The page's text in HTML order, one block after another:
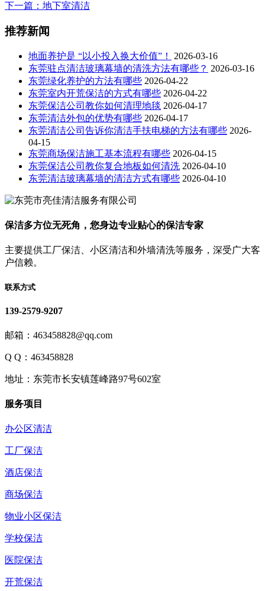
下一篇 ：地下室清洁
推荐新闻
地面养护是 “以小投入换大价值”！
2026-03-16
东莞驻点清洁玻璃幕墙的清洗方法有哪些？ 2026-03-16
东莞绿化养护的方法有哪些 2026-04-22
东莞室内开荒保洁的方式有哪些 2026-04-22
东莞保洁公司教你如何清理地毯 2026-04-17
东莞清洁外包的优势有哪些 2026-04-17
东莞清洁公司告诉你清洁手扶电梯的方法有哪些 2026-
04-15
东莞商场保洁施工基本流程有哪些 2026-04-15
东莞保洁公司教你复合地板如何清洗 2026-04-10
东莞清洁玻璃幕墙的清洁方式有哪些 2026-04-10
保洁多方位无死角，您身边专业贴心的保洁专家
主要提供工厂保洁、小区清洁和外墙清洗等服务，深受广大客
户信赖。
联系方式
139-2579-9207
邮箱：463458828@qq.com
Q Q：463458828
地址：东莞市长安镇莲峰路97号602室
服务项目
办公区清洁
工厂保洁
酒店保洁
商场保洁
物业小区保洁
学校保洁
医院保洁
开荒保洁